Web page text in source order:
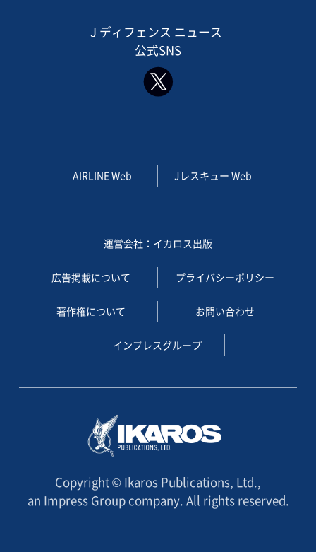
J ディフェンス ニュース
公式SNS
AIRLINE Web Jレスキュー Web
運営会社：イカロス出版
広告掲載について プライバシーポリシー
著作権について お問い合わせ
インプレスグループ
Copyright © Ikaros Publications, Ltd.,
an Impress Group company. All rights reserved.